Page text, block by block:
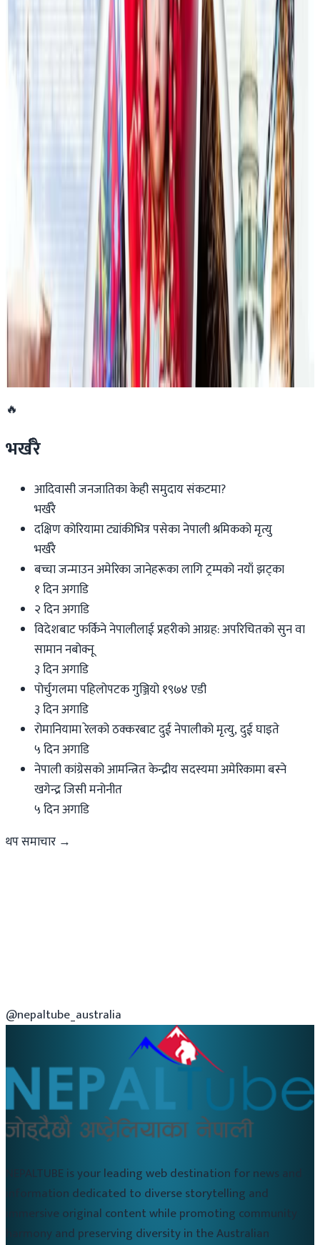
अन्तर्राष्ट्रिय विद्यार्थी आकर्षित गर्न भिक्टोरियाले बनायो
नयाँ रणनीति
२०२६ जुलाई २३
फिफा विश्वकपमा अस्ट्रेलियाको टोलीका लागि
रणनीति बनाउने नेपाली युवा
२०२६ जुलाई २३
एनपिएल अष्ट्रेलियाको पाँचौं संस्करणमा कृष्ण कार्की
सबैभन्दा महँगा खेलाडी
२०२६ जुलाई १९
डार्विनमा नेपाल फेस्टिभल हुँदै
२०२६ जुन ११
🔥
भर्खरै
आदिवासी जनजातिका केही समुदाय संकटमा?
भर्खरै
दक्षिण कोरियामा ट्यांकीभित्र पसेका नेपाली श्रमिकको मृत्यु
भर्खरै
बच्चा जन्माउन अमेरिका जानेहरूका लागि ट्रम्पको नयाँ झट्का
१ दिन अगाडि
२ दिन अगाडि
विदेशबाट फर्किने नेपालीलाई प्रहरीको आग्रह: अपरिचितको सुन वा
सामान नबोक्नू
३ दिन अगाडि
पोर्चुगलमा पहिलोपटक गुञ्जियो १९७४ एडी
३ दिन अगाडि
रोमानियामा रेलको ठक्करबाट दुई नेपालीको मृत्यु, दुई घाइते
५ दिन अगाडि
नेपाली कांग्रेसको आमन्त्रित केन्द्रीय सदस्यमा अमेरिकामा बस्ने
खगेन्द्र जिसी मनोनीत
५ दिन अगाडि
थप समाचार →
@nepaltube_australia
NEPALTUBE is your leading web destination for news and
information dedicated to diverse storytelling and
immersive original content while promoting community
harmony and preserving diversity in the Australian